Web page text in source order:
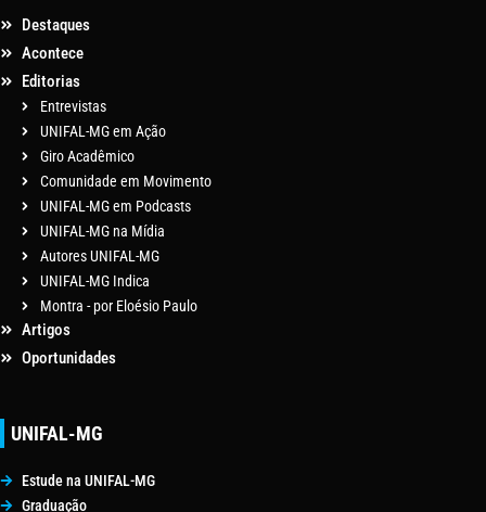
Destaques
Acontece
Editorias
Entrevistas
UNIFAL-MG em Ação
Giro Acadêmico
Comunidade em Movimento
UNIFAL-MG em Podcasts
UNIFAL-MG na Mídia
Autores UNIFAL-MG
UNIFAL-MG Indica
Montra - por Eloésio Paulo
Artigos
Oportunidades
UNIFAL-MG
Estude na UNIFAL-MG
Graduação